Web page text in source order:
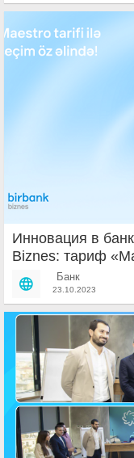
Инновация в
Biznes: тариф
Банк
23.10.2023